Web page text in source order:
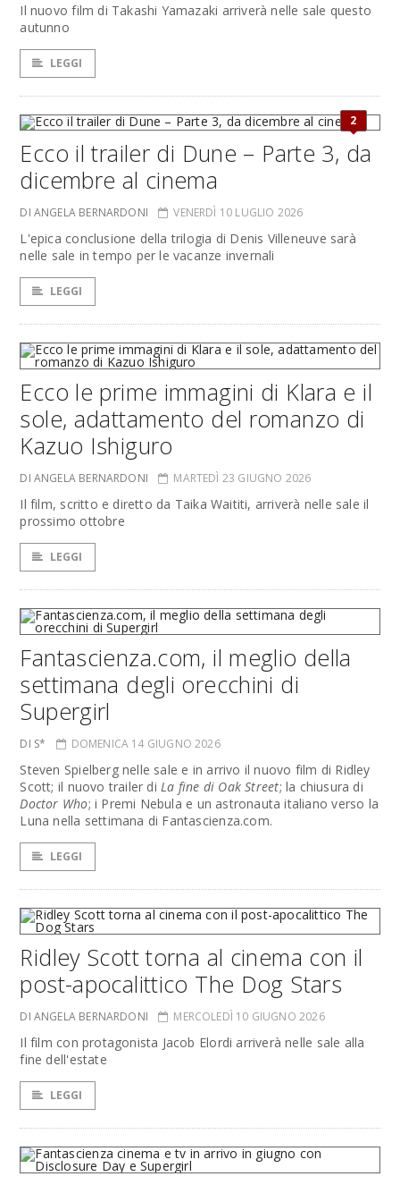
Il nuovo film di Takashi Yamazaki arriverà nelle sale questo
autunno
LEGGI
2
Ecco il trailer di Dune – Parte 3, da
dicembre al cinema
DI ANGELA BERNARDONI VENERDÌ 10 LUGLIO 2026
L'epica conclusione della trilogia di Denis Villeneuve sarà
nelle sale in tempo per le vacanze invernali
LEGGI
Ecco le prime immagini di Klara e il
sole, adattamento del romanzo di
Kazuo Ishiguro
DI ANGELA BERNARDONI MARTEDÌ 23 GIUGNO 2026
Il film, scritto e diretto da Taika Waititi, arriverà nelle sale il
prossimo ottobre
LEGGI
Fantascienza.com, il meglio della
settimana degli orecchini di
Supergirl
DI S* DOMENICA 14 GIUGNO 2026
Steven Spielberg nelle sale e in arrivo il nuovo film di Ridley
Scott; il nuovo trailer diLa fine di Oak Street; la chiusura di
Doctor Who; i Premi Nebula e un astronauta italiano verso la
Luna nella settimana di Fantascienza.com.
LEGGI
Ridley Scott torna al cinema con il
post-apocalittico The Dog Stars
DI ANGELA BERNARDONI MERCOLEDÌ 10 GIUGNO 2026
Il film con protagonista Jacob Elordi arriverà nelle sale alla
fine dell'estate
LEGGI